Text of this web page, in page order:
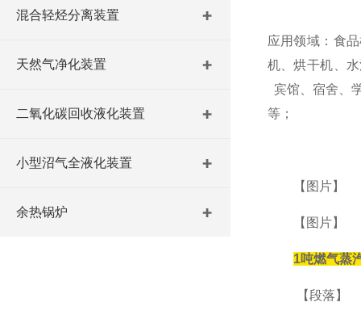
混合轻烃分离装置
天然气净化装置
二氧化碳回收液化装置
小型沼气全液化装置
余热锅炉
应用领域：食
机、烘干机、
宾馆、宿舍、
等；
【图片】
【图片】
1吨燃气蒸
【段落】